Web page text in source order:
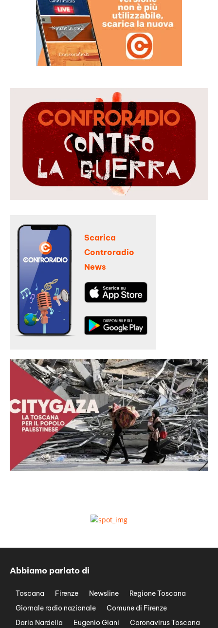
Scarica
Controradio
News
Abbiamo parlato di
Toscana Firenze Newsline
Regione Toscana
Giornale radio nazionale
Comune di Firenze
Dario Nardella
Eugenio Giani
Coronavirus Toscana